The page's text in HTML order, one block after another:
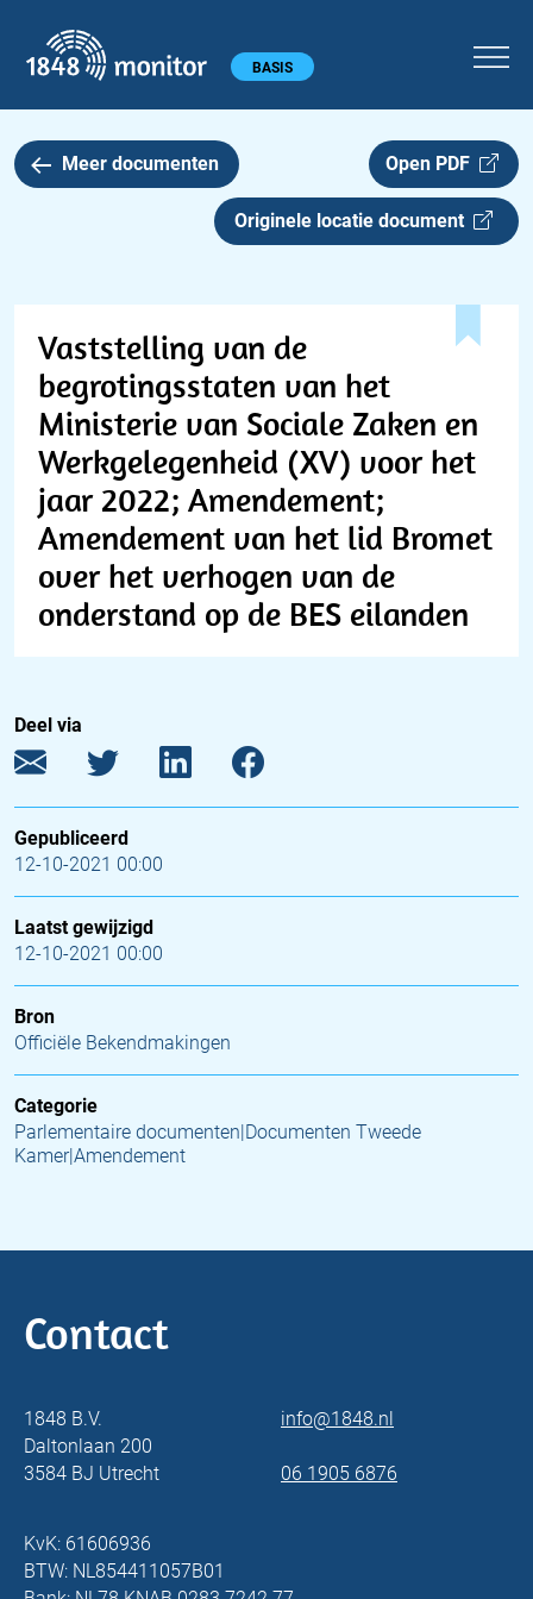
Hoofdmenu BASIS
Meer documenten Open PDF
Originele locatie document
Vaststelling van de
begrotingsstaten van het
Ministerie van Sociale Zaken en
Werkgelegenheid (XV) voor het
jaar 2022; Amendement;
Amendement van het lid Bromet
over het verhogen van de
onderstand op de BES eilanden
Deel via
Gepubliceerd
12-10-2021 00:00
Laatst gewijzigd
12-10-2021 00:00
Bron
Officiële Bekendmakingen
Categorie
Parlementaire documenten|Documenten Tweede
Kamer|Amendement
Contact
1848 B.V.
Daltonlaan 200
3584 BJ Utrecht
info@1848.nl
06 1905 6876
KvK: 61606936
BTW: NL854411057B01